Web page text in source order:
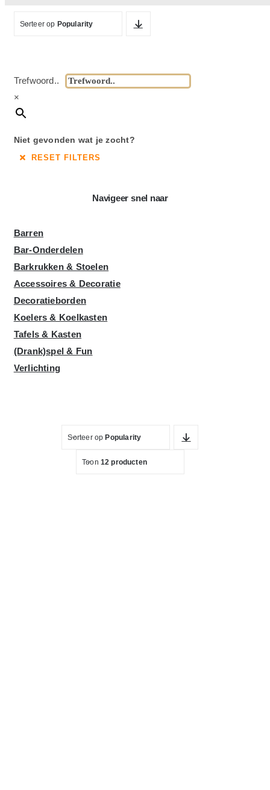
Sorteer op Popularity
Trefwoord..
×
Niet gevonden wat je zocht?
RESET FILTERS
Navigeer snel naar
Barren
Bar-Onderdelen
Barkrukken & Stoelen
Accessoires & Decoratie
Decoratieborden
Koelers & Koelkasten
Tafels & Kasten
(Drank)spel & Fun
Verlichting
Sorteer opPopularity
Toon 12 producten